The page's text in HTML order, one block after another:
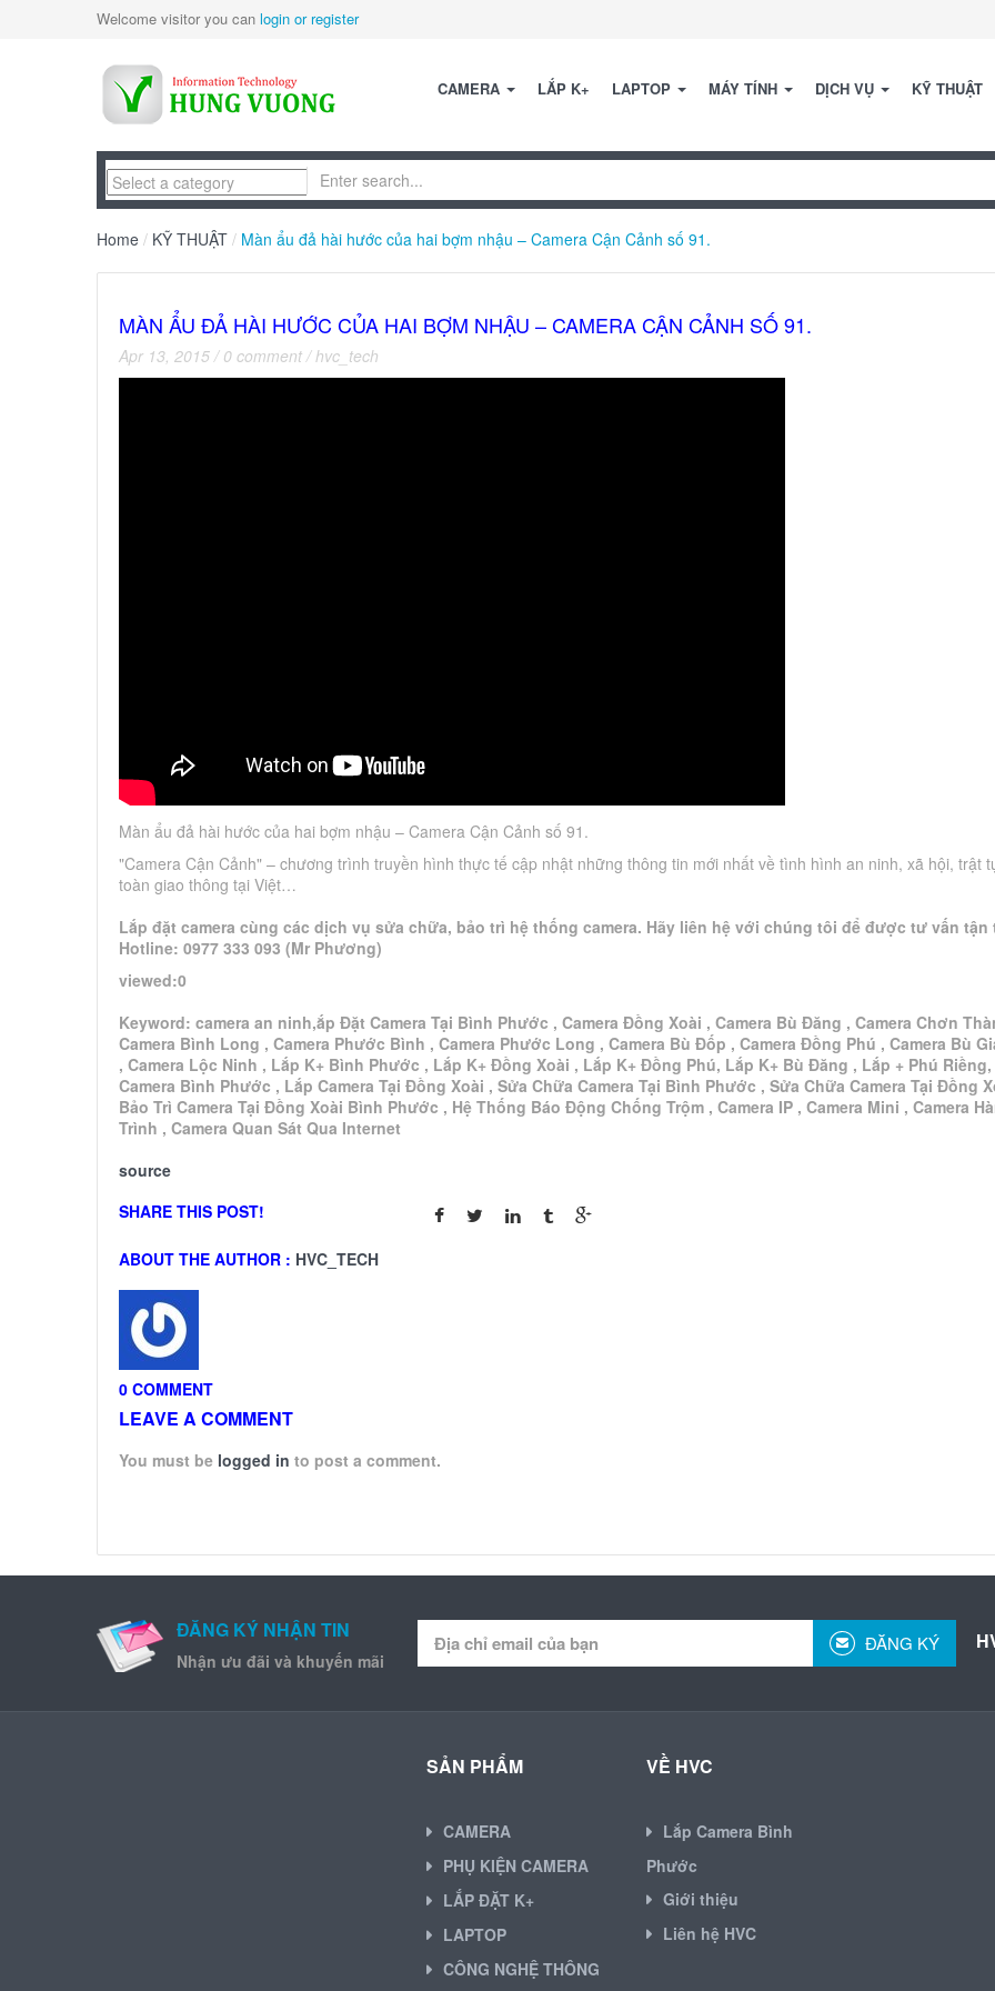
Welcome visitor you can login or register
CAMERA LẮP K+ LAPTOP MÁY TÍNH DỊCH VỤ KỸ THUẬT
Home / KỸ THUẬT / Màn ẩu đả hài hước của hai bợm nhậu – Camera Cận Cảnh số 91.
MÀN ẨU ĐẢ HÀI HƯỚC CỦA HAI BỢM NHẬU – CAMERA CẬN CẢNH SỐ 91.
Apr 13, 2015 / 0 comment /hvc_tech
Màn ẩu đả hài hước của hai bợm nhậu – Camera Cận Cảnh số 91.
"Camera Cận Cảnh" – chương trình truyền hình thực tế cập nhật những thông tin mới nhất về tình hình an ninh, xã hội, trật
toàn giao thông tại Việt…
Lắp đặt camera cùng các dịch vụ sửa chữa, bảo trì hệ thống camera. Hãy liên hệ với chúng tôi để được tư vấn tận
Hotline: 0977 333 093 (Mr Phương)
viewed:0
Keyword: camera an ninh,ắp Đặt Camera Tại Bình Phước , Camera Đồng Xoài , Camera Bù Đăng , Camera Chơn
Camera Bình Long , Camera Phước Bình , Camera Phước Long , Camera Bù Đốp , Camera Đồng Phú , Camera Bù
, Camera Lộc Ninh , Lắp K+ Bình Phước , Lắp K+ Đồng Xoài , Lắp K+ Đồng Phú, Lắp K+ Bù Đăng , Lắp + Phú
Camera Bình Phước , Lắp Camera Tại Đồng Xoài , Sửa Chữa Camera Tại Bình Phước , Sửa Chữa Camera Tại Đồng
Bảo Trì Camera Tại Đồng Xoài Bình Phước , Hệ Thống Báo Động Chống Trộm , Camera IP , Camera Mini , Camera
Trình , Camera Quan Sát Qua Internet
source
SHARE THIS POST!
ABOUT THE AUTHOR : HVC_TECH
0 COMMENT
LEAVE A COMMENT
You must be logged in to post a comment.
ĐĂNG KÝ NHẬN TIN
Nhận ưu đãi và khuyến mãi
ĐĂNG KÝ
SẢN PHẨM
CAMERA
PHỤ KIỆN CAMERA
LẮP ĐẶT K+
LAPTOP
CÔNG NGHỆ THÔNG
VỀ HVC
Lắp Camera Bình
Phước
Giới thiệu
Liên hệ HVC